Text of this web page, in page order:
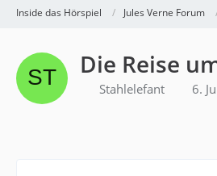
Inside das Hörspiel Jules Verne Forum
Die Reise
Stahlelefant 6.